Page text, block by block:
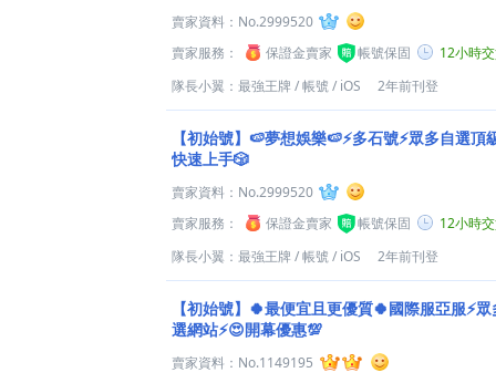
賣家資料： No.2999520
賣家服務：
保證金賣家 帳號保固
12小時
隊長小翼：最強王牌/帳號/ iOS 2年前刊登
【初始號】🍉夢想娛樂🍉⚡多石號⚡眾多自選
快速上手🎲
賣家資料： No.2999520
賣家服務：
保證金賣家 帳號保固
12小時
隊長小翼：最強王牌/帳號/ iOS 2年前刊登
【初始號】🍀最便宜且更優質🍀國際服亞服⚡
選網站⚡😍開幕優惠💯
賣家資料： No.1149195